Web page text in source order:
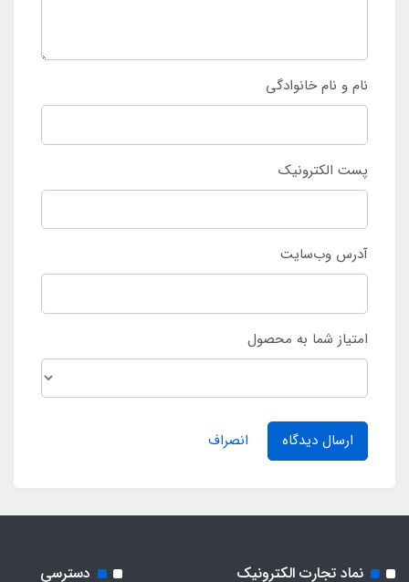
نام و نام خانوادگی
پست الکترونیک
آدرس وب‌سایت
امتیاز شما به محصول
ارسال دیدگاه انصراف
نماد تجارت الکترونیک
دسترسی